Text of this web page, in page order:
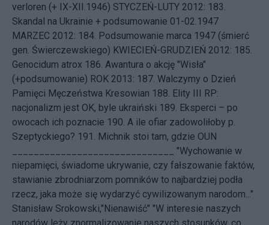
verloren (+ IX-XII.1946) STYCZEŃ-LUTY 2012: 183.
Skandal na Ukrainie + podsumowanie 01-02.1947
MARZEC 2012: 184. Podsumowanie marca 1947 (śmierć
gen. Świerczewskiego) KWIECIEŃ-GRUDZIEŃ 2012: 185.
Genocidum atrox 186. Awantura o akcję "Wisła"
(+podsumowanie) ROK 2013: 187. Walczymy o Dzień
Pamięci Męczeństwa Kresowian 188. Elity III RP:
nacjonalizm jest OK, byle ukraiński 189. Eksperci – po
owocach ich poznacie 190. A ile ofiar zadowoliłoby p.
Szeptyckiego? 191.
Michnik stoi tam, gdzie OUN
______________________________ "Wychowanie w
niepamięci, świadome ukrywanie, czy fałszowanie faktów,
stawianie zbrodniarzom pomników to najbardziej podła
rzecz, jaka może się wydarzyć cywilizowanym narodom..."
Stanisław Srokowski,"Nienawiść" "W interesie naszych
narodów leży znormalizowanie naszych stosunków, co